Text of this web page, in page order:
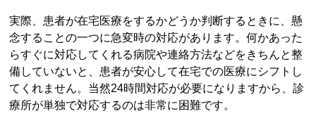
実際、患者が在宅医療をするかどうか判断するときに、懸
念することの一つに急変時の対応があります。何かあった
らすぐに対応してくれる病院や連絡方法などをきちんと整
備していないと、患者が安心して在宅での医療にシフトし
てくれません。当然24時間対応が必要になりますから、診
療所が単独で対応するのは非常に困難です。